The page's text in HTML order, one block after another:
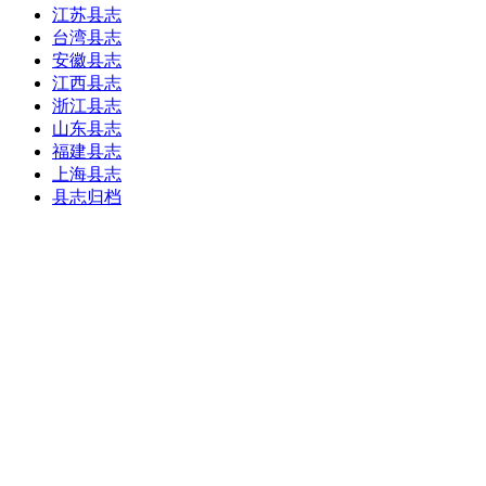
江苏县志
台湾县志
安徽县志
江西县志
浙江县志
山东县志
福建县志
上海县志
县志归档